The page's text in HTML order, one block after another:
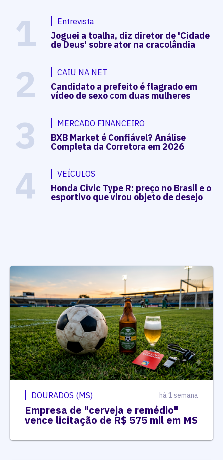
1 Entrevista
Joguei a toalha, diz diretor de 'Cidade
de Deus' sobre ator na cracolândia
2 CAIU NA NET
Candidato a prefeito é flagrado em
vídeo de sexo com duas mulheres
3 MERCADO FINANCEIRO
BXB Market é Confiável? Análise
Completa da Corretora em 2026
4 VEÍCULOS
Honda Civic Type R: preço no Brasil e o
esportivo que virou objeto de desejo
DOURADOS (MS) há 1 semana
Empresa de "cerveja e remédio"
vence licitação de R$ 575 mil em MS